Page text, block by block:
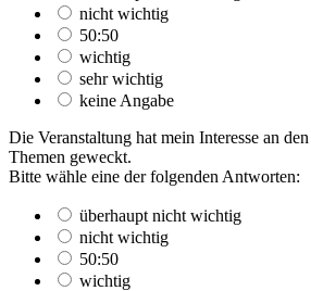
nicht wichtig
50:50
wichtig
sehr wichtig
keine Angabe
Die Veranstaltung hat mein Interesse an
Themen geweckt.
Bitte wähle eine der folgenden Antworten:
überhaupt nicht wichtig
nicht wichtig
50:50
wichtig